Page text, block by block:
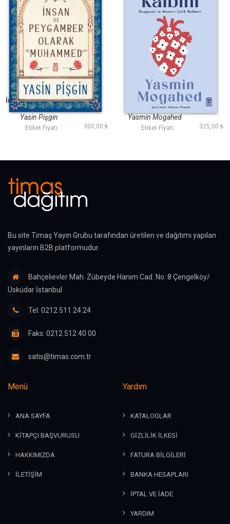
İnsan ve Peygamber
olarak Hz.
Muhammed (sav)
Yasin Pişgin
Etiket Fiyatı : 300,00 ₺
İyileştir Kalbini
Yasmin Mogahed
Etiket Fiyatı : 325,00 ₺
Bu site Timaş Yayın Grubu tarafından üretilen ve dağıtımı yapılan
yayınların B2B platformudur.
Bahçelievler Mah. Zübeyde Hanım Cad. No: 8 Çengelköy/
Üsküdar İstanbul
Tel: 0212 511 24 24
Faks: 0212 512 40 00
satis@timas.com.tr
Menü
ANA SAYFA
KİTAPÇI BAŞVURUSU
HAKKIMIZDA
İLETİŞİM
Yardım
KATALOGLAR
GİZLİLİK İLKESİ
FATURA BİLGİLERİ
BANKA HESAPLARI
İPTAL VE İADE
YARDIM